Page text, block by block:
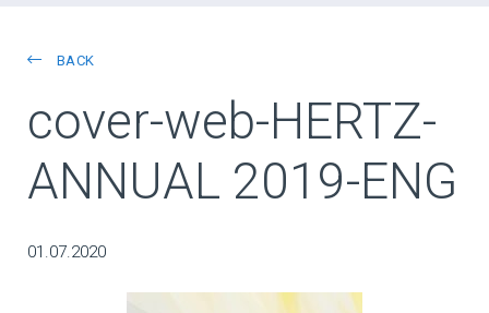
BACK
cover-web-HERTZ-
ANNUAL 2019-ENG
01.07.2020